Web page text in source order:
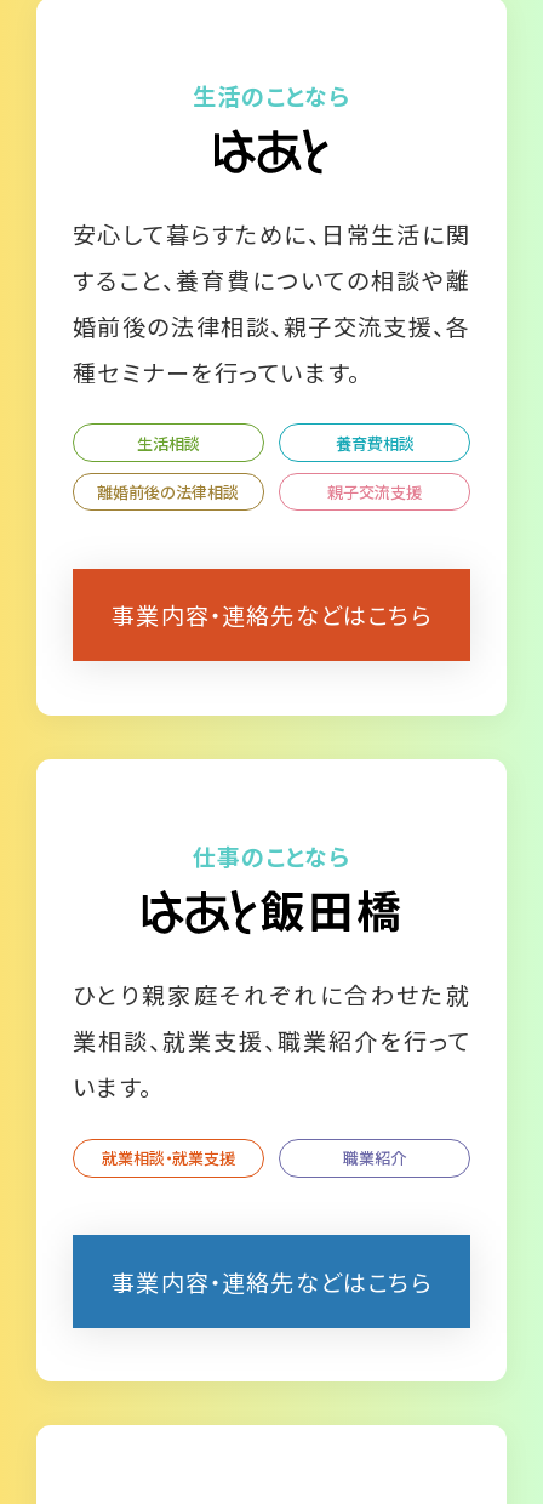
生活のことなら
安心して暮らすために、日常生活に関
すること、養育費についての相談や離
婚前後の法律相談、親子交流支援、各
種セミナーを行っています。
生活相談 養育費相談
離婚前後の法律相談 親子交流支援
事業内容・連絡先などはこちら
仕事のことなら
ひとり親家庭それぞれに合わせた就
業相談、就業支援、職業紹介を行って
います。
就業相談・就業支援 職業紹介
事業内容・連絡先などはこちら